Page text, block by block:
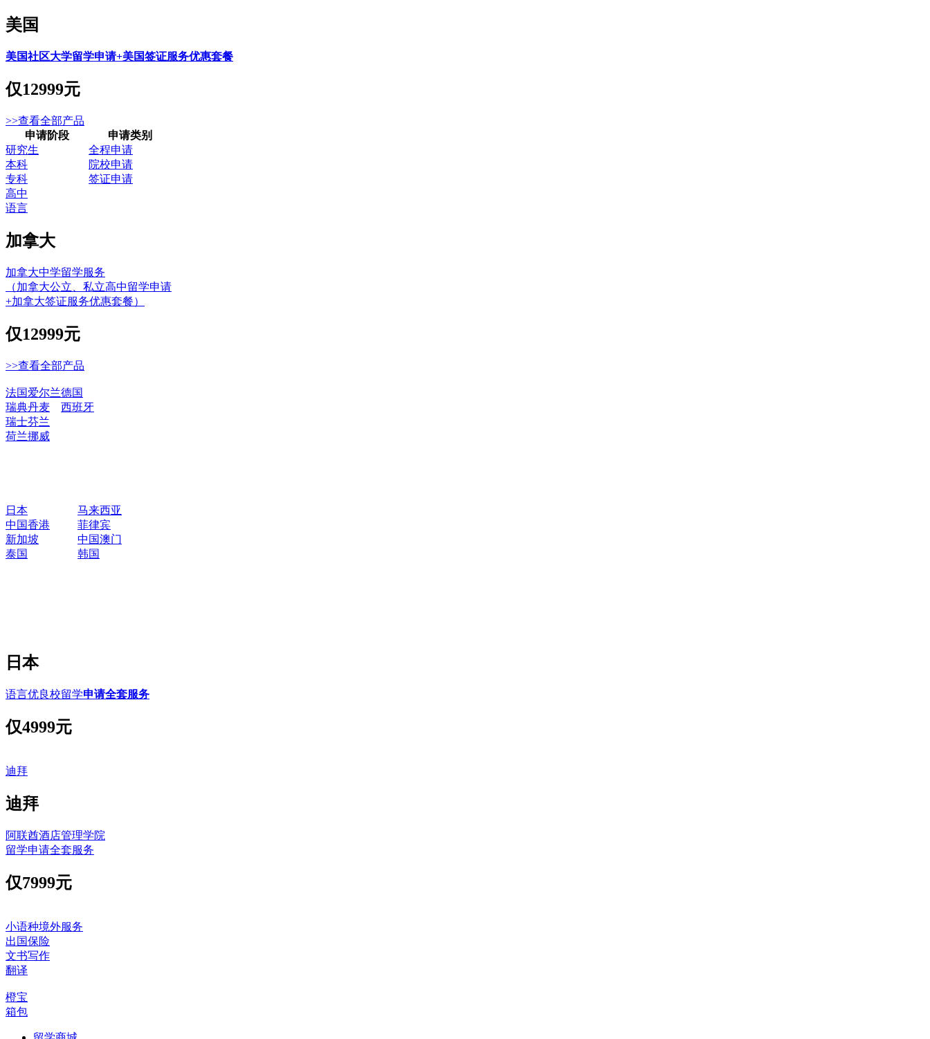
美国
美国社区大学留学申请+美国签证服务优惠套餐
仅12999元
>>查看全部产品
申请阶段
申请类别
研究生
全程申请
本科
院校申请
专科
签证申请
高中
语言
加拿大
加拿大中学留学服务
（加拿大公立、私立高中留学申请
+加拿大签证服务优惠套餐）
仅12999元
>>查看全部产品
法国爱尔兰德国
瑞典丹麦
西班牙
瑞士芬兰
荷兰挪威
日本
马来西亚
中国香港
菲律宾
新加坡
中国澳门
泰国
韩国
日本
语言优良校留学申请全套服务
仅4999元
迪拜
迪拜
阿联酋酒店管理学院
留学申请全套服务
仅7999元
小语种境外服务
出国保险
文书写作
翻译
橙宝
箱包